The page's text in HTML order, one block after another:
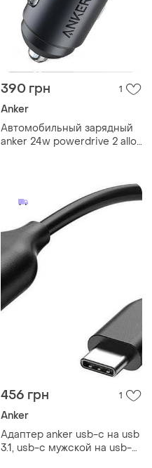
390 грн 1
Anker
Автомобильный зарядный
anker 24w powerdrive 2 alloy
456 грн 1
Anker
Адаптер anker usb-c на usb
3.1, usb-c мужской на usb-a